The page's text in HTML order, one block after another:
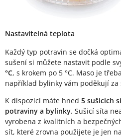
Nastavitelná teplota
Každý typ potravin se dočká
sušení si můžete nastavit podle
°C, s krokem po 5 °C. Maso je
například bylinky vám poděkují
K dispozici máte hned 5 sušicích
potraviny a bylinky. Sušicí síta
vyrobena z kvalitních a
sít, které zrovna použijete je jen